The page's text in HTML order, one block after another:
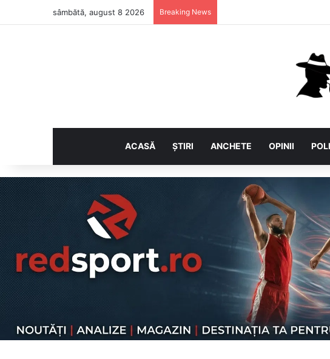
sâmbătă, august 8 2026 Breaking News
ACASĂ ȘTIRI ANCHETE OPINII